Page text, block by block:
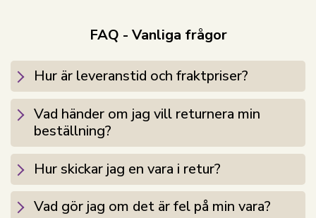
täcke som är enkelt att sköta - det kan tvättas och
torktumlas i maskin. Täcket kan användas som
helårstäcke och passar även bra som vagnstäcke,
eftersom det transporterar fukt och har en hög
torkkapacitet.
Behöver du ett mjukt täcke med god isolering, extra
mjuk och lyxig känsla samt en unik lätt tyngd, så är
bambutäcket det du letar efter.
Se vårt stora utbud av junior påslakan i 100x140
cm här
FAQ - Vanliga frågor
Hur är leveranstid och fraktpriser?
Vad händer om jag vill returnera min
beställning?
Hur skickar jag en vara i retur?
Vad gör jag om det är fel på min vara?